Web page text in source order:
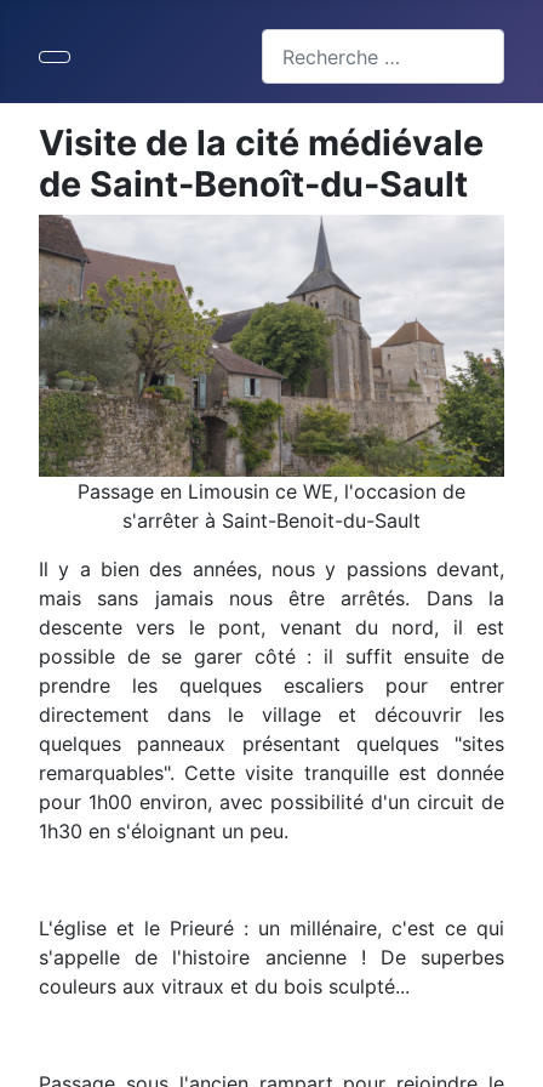
Type 2 or more characters for
Visite de la cité médiévale
de Saint-Benoît-du-Sault
Passage en Limousin ce WE, l'occasion de
s'arrêter à Saint-Benoit-du-Sault
Il y a bien des années, nous y passions devant,
mais sans jamais nous être arrêtés. Dans la
descente vers le pont, venant du nord, il est
possible de se garer côté : il suffit ensuite de
prendre les quelques escaliers pour entrer
directement dans le village et découvrir les
quelques panneaux présentant quelques "sites
remarquables". Cette visite tranquille est donnée
pour 1h00 environ, avec possibilité d'un circuit de
1h30 en s'éloignant un peu.
L'église et le Prieuré : un millénaire, c'est ce qui
s'appelle de l'histoire ancienne ! De superbes
couleurs aux vitraux et du bois sculpté...